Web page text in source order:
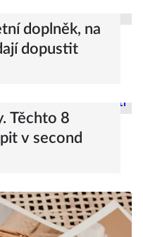
doplněk, na
dopustit
Těchto 8
v second